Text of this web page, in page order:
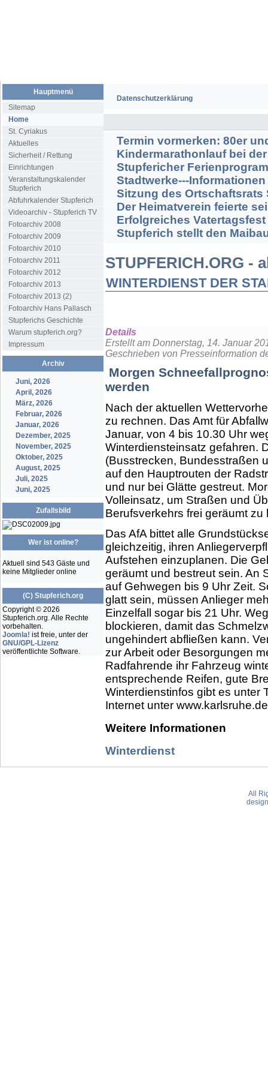
Hauptmenü
Sitemap
Home
St. Cyriakus
Aktuelles
Sicherheit / Rettung
Einrichtungen
Veranstaltungskalender
Stupferich
Abfuhrkalender Stupferich
Videoarchiv - Stupferich TV
Fotoarchiv 2008
Fotoarchiv 2009
Fotoarchiv 2010
Fotoarchiv 2011
Fotoarchiv 2012
Fotoarchiv 2013
Fotoarchiv 2013 (2)
Fotoarchiv Hans Pallasch
Stupferichs Geschichte
Warum stupferich.org?
Impressum
Archiv
Juni, 2026
April, 2026
März, 2026
Februar, 2026
Januar, 2026
Dezember, 2025
November, 2025
Oktober, 2025
August, 2025
Juli, 2025
Juni, 2025
Zufallsbild
Wer ist online?
Aktuell sind 543 Gäste und
keine Mitglieder online
(C) Stupferich.org
Copyright © 2026
Stupferich.org. Alle Rechte
vorbehalten.
Joomla! ist freie, unter der
GNU/GPL-Lizenz
veröffentlichte Software.
Datenschutzerklärung
Termin vormerken: 80er
Kindermarathonlauf bei
Stupfericher
Stadtwerke---
Sitzung des Ortschaftsrats
Der Heimatverein feierte
Erfolgreiches
Stupferich stellt den
STUPFERICH.ORG -
WINTERDIENST DER
Details
Erstellt am Donnerstag, 14. Januar
Geschrieben von Presseinformation
Morgen
werden
Nach der aktuellen
zu rechnen. Das Amt für
Januar, von 4 bis 10.30 Uhr
Winterdiensteinsatz gefahren.
(Busstrecken, Bundesstraßen
auf den Hauptrouten der
und nur bei Glätte gestreut.
Volleinsatz, um Straßen und
Berufsverkehrs frei geräumt zu
Das AfA bittet alle
gleichzeitig, ihren
Aufstehen einzuplanen. Die
geräumt und bestreut sein. An
auf Gehwegen bis 9 Uhr Zeit.
glatt sein, müssen Anlieger
Einzelfall sogar bis 21 Uhr.
blockieren, damit das
ungehindert abfließen kann.
zur Arbeit oder Besorgungen
Radfahrende ihr Fahrzeug
entsprechende Reifen, gute
Winterdienstinfos gibt es unter
Internet unter
Weitere Informationen
Winterdienst
All